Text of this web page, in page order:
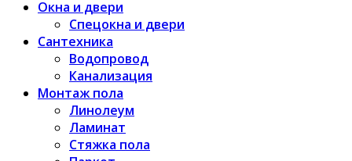
Окна и двери
Спецокна и двери
Сантехника
Водопровод
Канализация
Монтаж пола
Линолеум
Ламинат
Стяжка пола